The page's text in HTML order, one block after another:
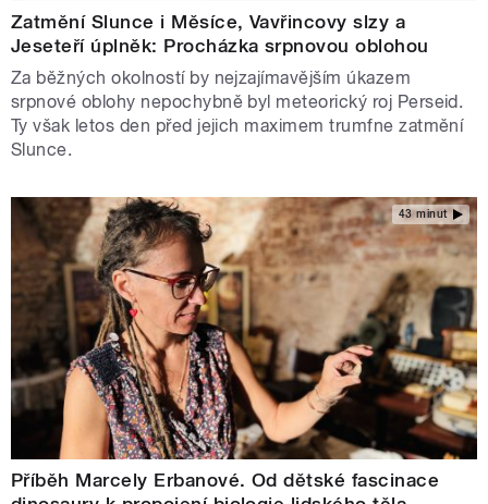
Zatmění Slunce i Měsíce, Vavřincovy slzy a
Jeseteří úplněk: Procházka srpnovou oblohou
Za běžných okolností by nejzajímavějším úkazem
srpnové oblohy nepochybně byl meteorický roj Perseid.
Ty však letos den před jejich maximem trumfne zatmění
Slunce.
43 minut
Příběh Marcely Erbanové. Od dětské fascinace